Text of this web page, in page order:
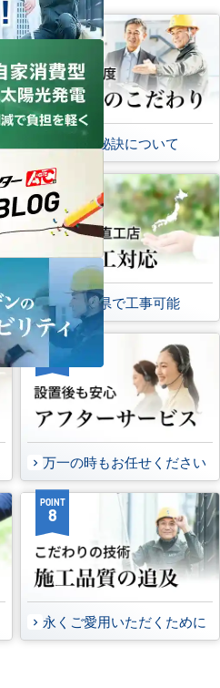
POINT
2
選ばれる秘訣について
POINT
4
47都道府県で工事可能
POINT
万一の時もお任せください
POINT
8
永くご愛用いただくために